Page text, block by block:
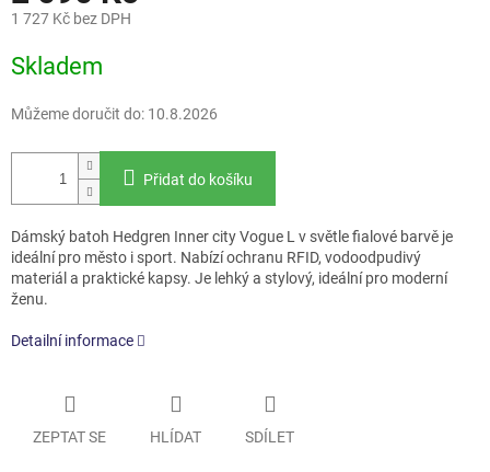
1 727 Kč bez DPH
cena:
Skladem
Můžeme doručit do: 10.8.2026
Přidat do košíku
Dámský batoh Hedgren Inner city Vogue L v světle fialové barvě je
ideální pro město i sport. Nabízí ochranu RFID, vodoodpudivý
materiál a praktické kapsy. Je lehký a stylový, ideální pro moderní
ženu.
Detailní informace
ZEPTAT SE HLÍDAT SDÍLET